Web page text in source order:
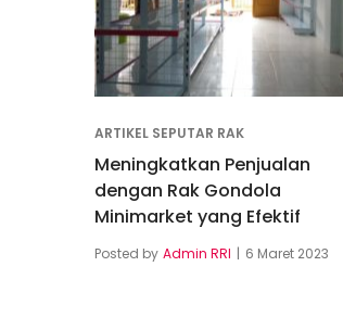
ARTIKEL SEPUTAR RAK
Meningkatkan Penjualan
dengan Rak Gondola
Minimarket yang Efektif
Posted by Admin RRI 6 Maret 2023